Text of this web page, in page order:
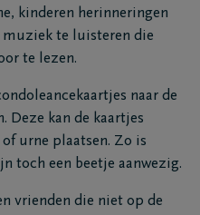
kinderen herinneringen
muziek te luisteren die
te lezen.
naar de
Deze kan de kaartjes
urne plaatsen. Zo is
toch een beetje aanwezig.
vrienden die niet op de